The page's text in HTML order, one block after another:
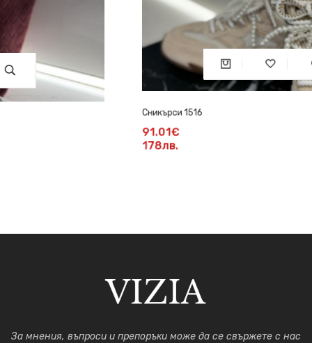
За мнения, въпроси и препоръки може да се свържете с нас